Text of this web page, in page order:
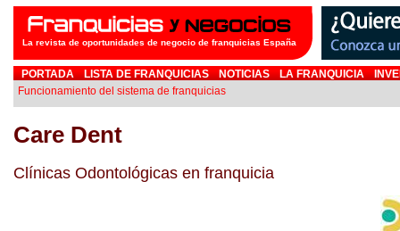
La revista de oportunidades de negocio de franquicias España
PORTADA LISTA DE FRANQUICIAS NOTICIAS LA FRANQUICIA
Funcionamiento del sistema de franquicias
Care Dent
Clínicas Odontológicas en franquicia